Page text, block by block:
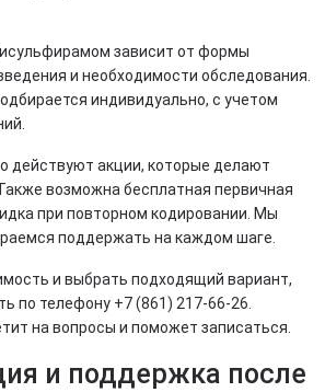
зависит от формы
и необходимости обследования.
индивидуально, с учетом
действуют акции, которые делают
возможна бесплатная первичная
при повторном кодировании. Мы
поддержать на каждом шаге.
и выбрать подходящий вариант,
по телефону +7 (861) 217-66-26.
на вопросы и поможет записаться.
и поддержка после